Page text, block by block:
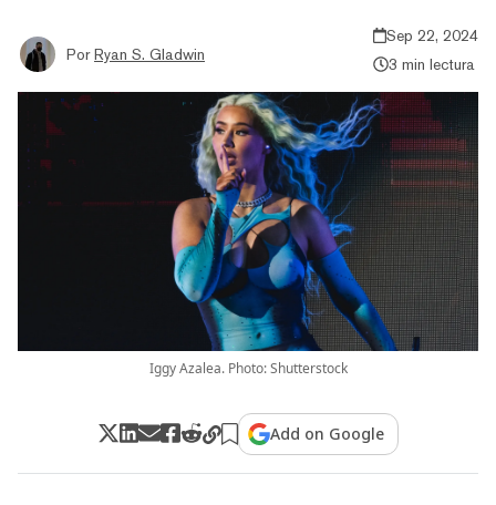
Por Ryan S. Gladwin
Sep 22, 2024
3 min lectura
Iggy Azalea. Photo: Shutterstock
Add on Google